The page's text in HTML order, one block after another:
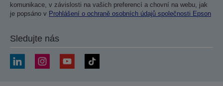
komunikace, v závislosti na vašich preferencí a chovní na webu, jak
je popsáno v Prohlášení o ochraně osobních údajů společnosti Epson
Sledujte nás